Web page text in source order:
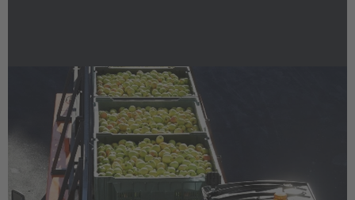
Deutschland
Deutsch
España
Español